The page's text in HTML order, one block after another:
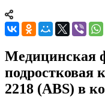
Медицинская
подростковая
2218 (ABS) в